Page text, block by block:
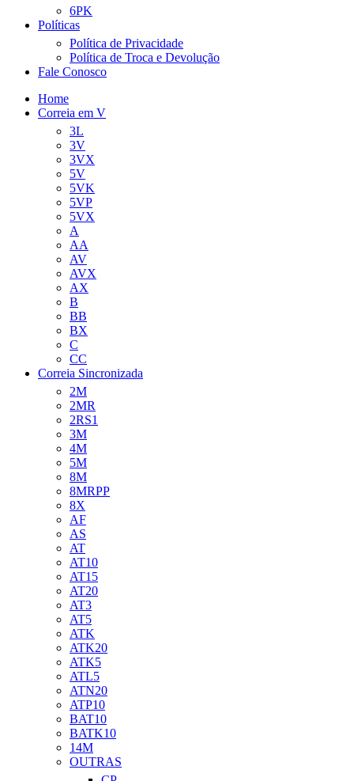
6PK
Políticas
Política de Privacidade
Política de Troca e Devolução
Fale Conosco
Home
Correia em V
3L
3V
3VX
5V
5VK
5VP
5VX
A
AA
AV
AVX
AX
B
BB
BX
C
CC
Correia Sincronizada
2M
2MR
2RS1
3M
4M
5M
8M
8MRPP
8X
AF
AS
AT
AT10
AT15
AT20
AT3
AT5
ATK
ATK20
ATK5
ATL5
ATN20
ATP10
BAT10
BATK10
14M
OUTRAS